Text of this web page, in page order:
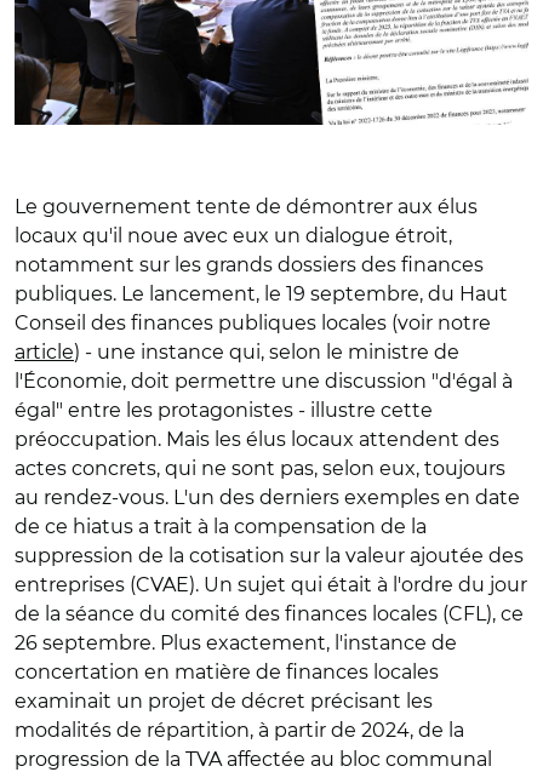
Le gouvernement tente de démontrer aux élus
locaux qu'il noue avec eux un dialogue étroit,
notamment sur les grands dossiers des finances
publiques. Le lancement, le 19 septembre, du Haut
Conseil des finances publiques locales (voir notre
article) - une instance qui, selon le ministre de
l'Économie, doit permettre une discussion "d'égal à
égal" entre les protagonistes - illustre cette
préoccupation. Mais les élus locaux attendent des
actes concrets, qui ne sont pas, selon eux, toujours
au rendez-vous. L'un des derniers exemples en date
de ce hiatus a trait à la compensation de la
suppression de la cotisation sur la valeur ajoutée des
entreprises (CVAE). Un sujet qui était à l'ordre du jour
de la séance du comité des finances locales (CFL), ce
26 septembre. Plus exactement, l'instance de
concertation en matière de finances locales
examinait un projet de décret précisant les
modalités de répartition, à partir de 2024, de la
progression de la TVA affectée au bloc communal